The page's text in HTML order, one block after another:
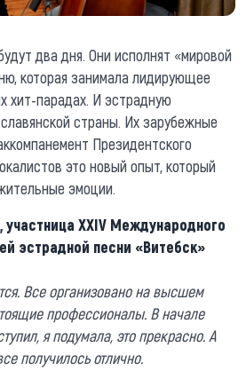
два дня. Они исполнят «мировой
которая занимала лидирующее
хит-парадах. И эстрадную
страны. Их зарубежные
Президентского
это новый опыт, который
эмоции.
XXIV Международного
эстрадной песни «Витебск»
Все организовано на высшем
профессионалы. В начале
я подумала, это прекрасно. А
получилось отлично.